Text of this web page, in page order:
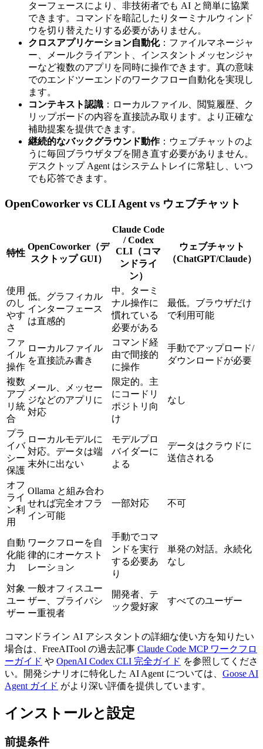
ターフェースにより、非技術者でも AI と簡単に協業
できます。コマンドを暗記したりターミナルウィンド
ウを切り替えたりする必要がありません。
クロスアプリケーション自動化：ファイルマネージャ
ー、メールクライアント、インスタントメッセンジャ
ーなど複数のアプリを同時に操作できます。真の意味
でのエンドツーエンドのワークフロー自動化を実現し
ます。
コンテキスト認識 ：ローカルファイル、閲覧履歴、ク
リップボードの内容を直接読み取ります。より正確な
補助提案を提供できます。
継続的なバックグラウンド動作：ウェブチャットのよ
うに毎回ブラウザタブを開き直す必要がありません。
デスクトップ Agent はシステムトレイに常駐し、いつ
でも応答できます。
OpenCoworker vs CLI Agent vs ウェブチャット
特性
OpenCoworker（デ
スクトップ GUI）
Claude Code
/ Codex
CLI（コマ
ンドライ
ン）
ウェブチャット
（ChatGPT/Claude）
使用
のし
やす
さ
低。グラフィカル
インターフェース
は直感的
中。ターミ
ナル操作に
慣れている
必要がある
最低。ブラウザだけ
で利用可能
ファ
イル
操作
ローカルファイル
を直接読み書き
コマンド経
由で間接的
に操作
手動でアップロード/
ダウンロードが必要
複数
アプ
リ統
合
メール、メッセー
ジなどのアプリに
対応
限定的。主
にコードリ
ポジトリ向
け
なし
プラ
イバ
シー
保護
ローカルモデルに
対応。データは端
末外に出ない
モデルプロ
バイダーに
よる
データはクラウドに
送信される
オフ
ライ
ン利
用
Ollama と組み合わ
せれば完全オフラ
イン可能
一部対応 不可
自動
化能
力
ワークフローを自
律的にオーケスト
レーション
手動でコマ
ンドを実行
する必要あ
り
単発の対話。永続化
なし
対象
ユー
ザー
一般オフィスユー
ザー、プライバシ
ー重視者
開発者、テ
ック愛好家
すべてのユーザー
コマンドライン AI アシスタントの詳細な使い方を知りたい
場合は、FreeAITool の過去記事 Claude Code MCP ワークフロ
ーガイド や OpenAI Codex CLI 完全ガイド を参照してくださ
い。開発シナリオに特化した AI Agent については、 Goose AI
Agent ガイド がより深い評価を提供しています。
インストールと設定
前提条件